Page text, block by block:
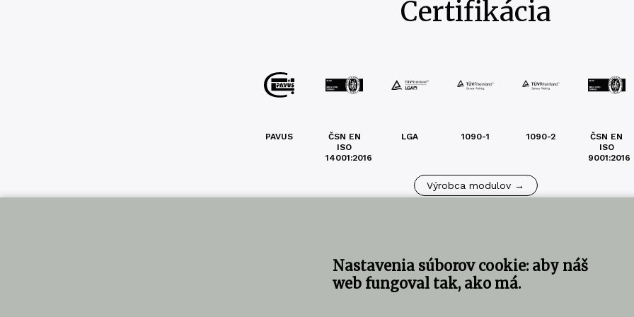
Nastavenia súborov cookie: aby náš
web fungoval tak, ako má.
Certifikácia
PAVUS
ČSN EN
ISO
14001:2016
LGA 1090-1 1090-2
ČSN EN
ISO
9001:2016
Výrobca modulov →